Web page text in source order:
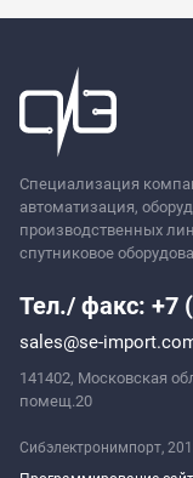
Специализация
автоматизация,
производственных
спутниковое
Тел./ факс: +7
sales@se-
141402, Московская
помещ.20
Сибэлектронимпорт,